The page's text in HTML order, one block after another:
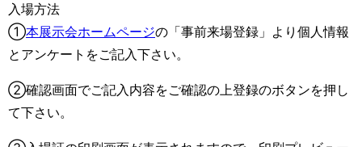
入場方法
①本展示会ホームページの「事前来場登録」より個人情報
とアンケートをご記入下さい。
②確認画面でご記入内容をご確認の上登録のボタンを押し
て下さい。